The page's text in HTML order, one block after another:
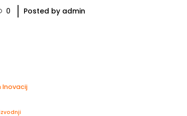
0 Posted by admin
Inovacij